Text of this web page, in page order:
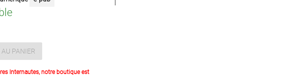
PANIER
Internautes, notre boutique est